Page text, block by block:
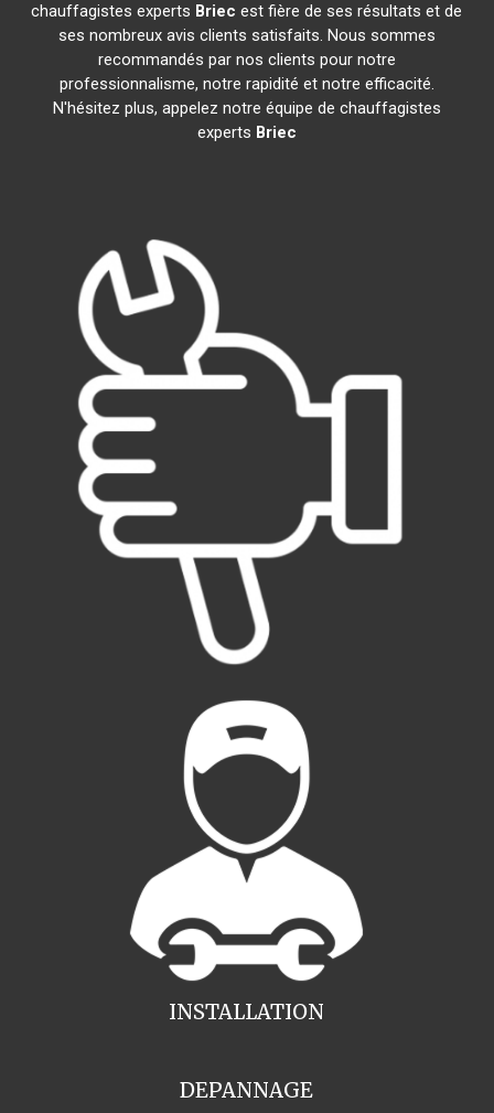
chauffagistes experts Briec est fière de ses résultats et de
ses nombreux avis clients satisfaits. Nous sommes
recommandés par nos clients pour notre
professionnalisme, notre rapidité et notre efficacité.
N'hésitez plus, appelez notre équipe de chauffagistes
experts Briec
INSTALLATION
DEPANNAGE